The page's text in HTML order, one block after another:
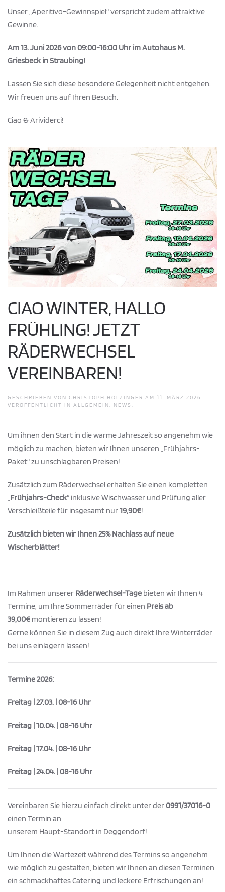
Unser „Aperitivo-Gewinnspiel“ verspricht zudem attraktive
Gewinne.
Am 13. Juni 2026 von 09:00-16:00 Uhr im Autohaus M.
Griesbeck in Straubing!
Lassen Sie sich diese besondere Gelegenheit nicht entgehen.
Wir freuen uns auf Ihren Besuch.
Ciao & Arividerci!
CIAO WINTER, HALLO
FRÜHLING! JETZT
RÄDERWECHSEL
VEREINBAREN!
GESCHRIEBEN VON CHRISTOPH HOLZINGER AM 11. MÄRZ 2026
VERÖFFENTLICHT IN ALLGEMEIN NEWS
Um ihnen den Start in die warme Jahreszeit so angenehm wie
möglich zu machen, bieten wir Ihnen unseren „Frühjahrs-
Paket“ zu unschlagbaren Preisen!
Zusätzlich zum Räderwechsel erhalten Sie einen kompletten
Frühjahrs-Check“ inklusive Wischwasser und Prüfung aller
Verschleißteile für insgesamt nur19,90€!
Zusätzlich bieten wir Ihnen 25% Nachlass auf neue
Wischerblätter!
Im Rahmen unserer Räderwechsel-Tage bieten wir Ihnen 4
Termine, um Ihre Sommerräder für einen Preis ab
39,00€ montieren zu lassen!
Gerne können Sie in diesem Zug auch direkt Ihre Winterräder
bei uns einlagern lassen!
Termine 2026:
Freitag | 27.03. | 08-16 Uhr
Freitag | 10.04. | 08-16 Uhr
Freitag | 17.04. | 08-16 Uhr
Freitag | 24.04. | 08-16 Uhr
Vereinbaren Sie hierzu einfach direkt unter der0991/37016-0
einen Termin an
unserem Haupt-Standort in Deggendorf!
Um Ihnen die Wartezeit während des Termins so angenehm
wie möglich zu gestalten, bieten wir Ihnen an diesen Terminen
ein schmackhaftes Catering und leckere Erfrischungen an!